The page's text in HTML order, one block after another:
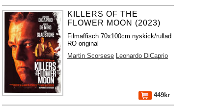
KILLERS OF THE
FLOWER MOON (2023)
Filmaffisch 70x100cm nyskick/rullad
RO original
Martin Scorsese Leonardo DiCaprio
449kr